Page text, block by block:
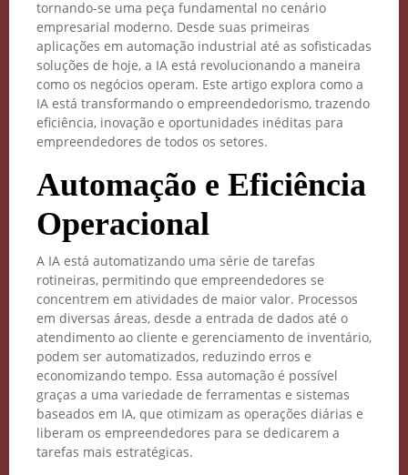
tornando-se uma peça fundamental no cenário
empresarial moderno. Desde suas primeiras
aplicações em automação industrial até as sofisticadas
soluções de hoje, a IA está revolucionando a maneira
como os negócios operam. Este artigo explora como a
IA está transformando o empreendedorismo, trazendo
eficiência, inovação e oportunidades inéditas para
empreendedores de todos os setores.
Automação e Eficiência
Operacional
A IA está automatizando uma série de tarefas
rotineiras, permitindo que empreendedores se
concentrem em atividades de maior valor. Processos
em diversas áreas, desde a entrada de dados até o
atendimento ao cliente e gerenciamento de inventário,
podem ser automatizados, reduzindo erros e
economizando tempo. Essa automação é possível
graças a uma variedade de ferramentas e sistemas
baseados em IA, que otimizam as operações diárias e
liberam os empreendedores para se dedicarem a
tarefas mais estratégicas.